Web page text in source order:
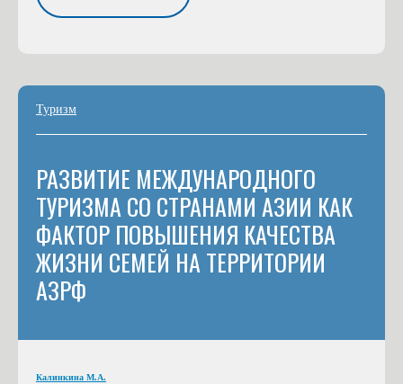
Туризм
РАЗВИТИЕ МЕЖДУНАРОДНОГО
ТУРИЗМА СО СТРАНАМИ АЗИИ КАК
ФАКТОР ПОВЫШЕНИЯ КАЧЕСТВА
ЖИЗНИ СЕМЕЙ НА ТЕРРИТОРИИ
АЗРФ
Калинкина М.А.